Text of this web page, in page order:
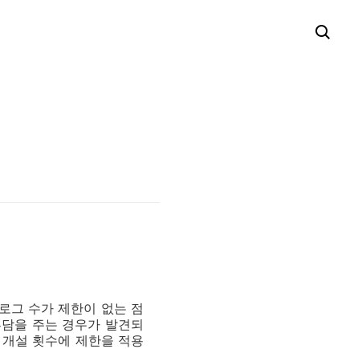
그 수가 제한이 없는 점
을 주는 경우가 발견되
설 횟수에 제한을 적용